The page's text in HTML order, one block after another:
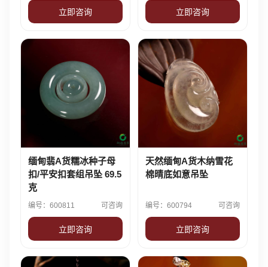
立即咨询 立即咨询
缅甸翡A货糯冰种子母
扣/平安扣套组吊坠 69.5
克
编号：600811 可咨询
立即咨询
天然缅甸A货木纳雪花
棉晴底如意吊坠
编号：600794 可咨询
立即咨询